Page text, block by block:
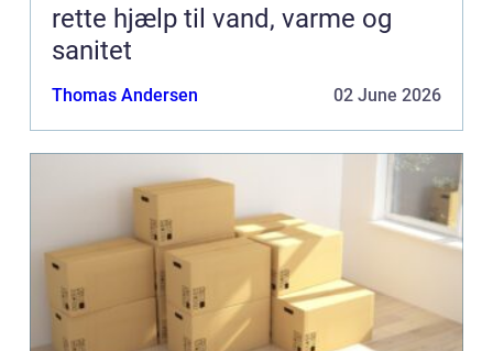
rette hjælp til vand, varme og
sanitet
Thomas Andersen 02 June 2026